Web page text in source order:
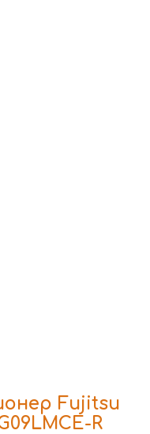
Fujitsu
R